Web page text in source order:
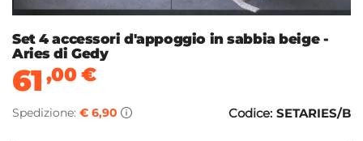
Set 4 accessori d'appoggio in sabbia beige -
Aries di Gedy
61,00€
Spedizione: € 6,90 Codice: SETARIES/B